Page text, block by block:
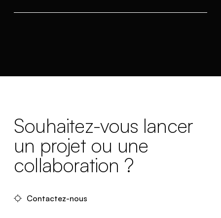
Souhaitez-vous lancer
un projet ou une
collaboration ?
Contactez-nous